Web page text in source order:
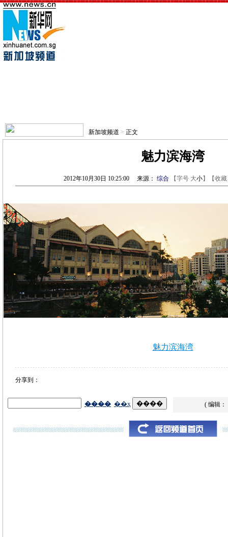
新加坡频道 > 正文
魅力滨海湾
2012年10月30日 10:25:00 来源： 综合 【字号 大小】【收藏
魅力滨海湾
分享到：
( 编辑